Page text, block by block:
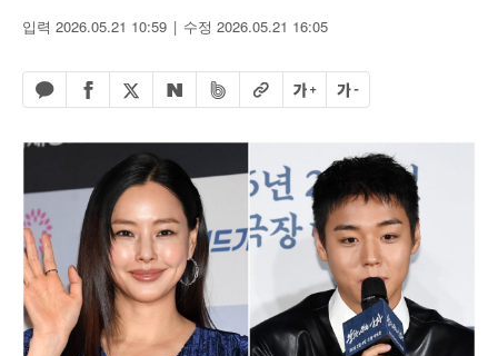
입력 2026.05.21 10:59 수정 2026.05.21 16:05
카카오톡 공유하기
페이스북 공유하기
엑스 공유하기
네이버 공유하기
밴드 공유하기
URL복사글자 크게글자 작게